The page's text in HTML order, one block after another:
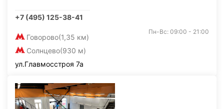
+7 (495) 125-38-41
Говорово(1,35 км)
Солнцево(930 м)
Пн-Вс: 09:00 - 21:00
ул.Главмосстроя 7а